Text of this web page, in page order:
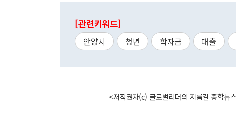
[관련키워드]
안양시 청년 학자금 대출
<저작권자(c) 글로벌리더의 지름길 종합